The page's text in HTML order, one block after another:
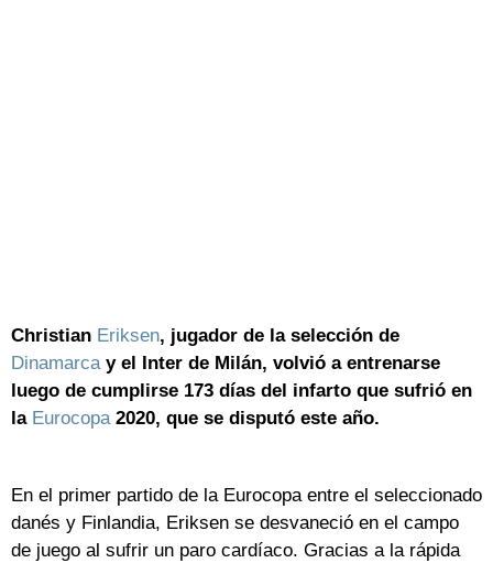
Christian Eriksen, jugador de la selección de
Dinamarcay el Inter de Milán, volvió a entrenarse
luego de cumplirse 173 días del infarto que sufrió en
la Eurocopa2020, que se disputó este año.
En el primer partido de la Eurocopa entre el seleccionado
danés y Finlandia, Eriksen se desvaneció en el campo
de juego al sufrir un paro cardíaco. Gracias a la rápida